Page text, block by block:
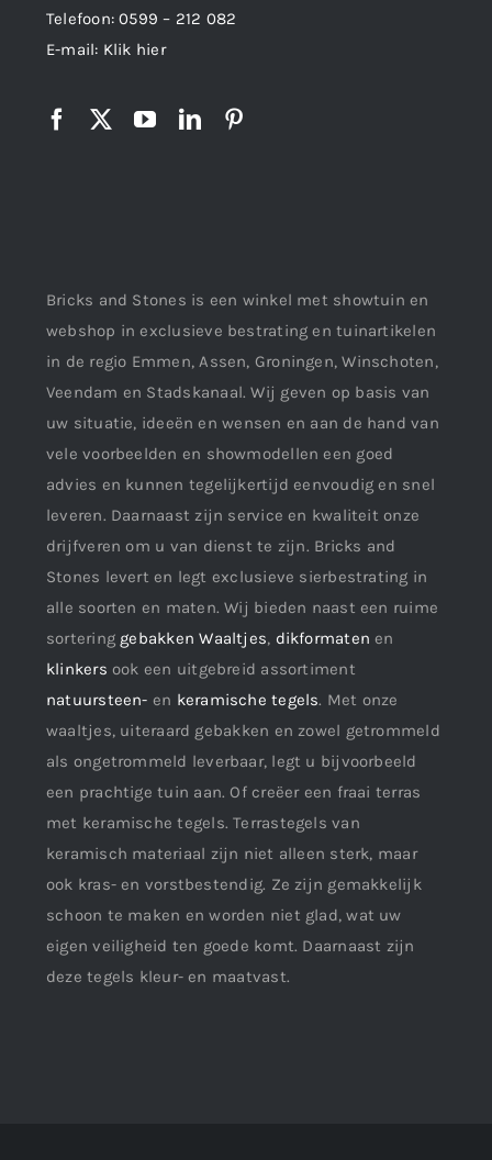
Telefoon:0599 – 212 082
E-mail: Klik hier
Bricks and Stones is een winkel met showtuin en
webshop in exclusieve bestrating en tuinartikelen
in de regio Emmen, Assen, Groningen, Winschoten,
Veendam en Stadskanaal. Wij geven op basis van
uw situatie, ideeën en wensen en aan de hand van
vele voorbeelden en showmodellen een goed
advies en kunnen tegelijkertijd eenvoudig en snel
leveren. Daarnaast zijn service en kwaliteit onze
drijfveren om u van dienst te zijn. Bricks and
Stones levert en legt exclusieve sierbestrating in
alle soorten en maten. Wij bieden naast een ruime
sortering gebakken Waaltjes, dikformaten en
klinkers ook een uitgebreid assortiment
natuursteen- en keramische tegels. Met onze
waaltjes, uiteraard gebakken en zowel getrommeld
als ongetrommeld leverbaar, legt u bijvoorbeeld
een prachtige tuin aan. Of creëer een fraai terras
met keramische tegels. Terrastegels van
keramisch materiaal zijn niet alleen sterk, maar
ook kras- en vorstbestendig. Ze zijn gemakkelijk
schoon te maken en worden niet glad, wat uw
eigen veiligheid ten goede komt. Daarnaast zijn
deze tegels kleur- en maatvast.